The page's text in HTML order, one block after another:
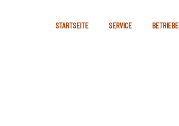
STARTSEITE SERVICE BETRIEBE